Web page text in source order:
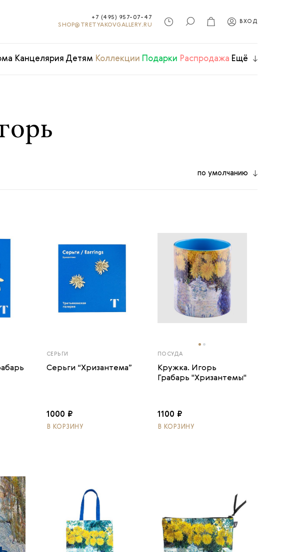
+7 (495) 957-07-47
SHOP@TRETYAKOVGALLERY.RU
ВХОД
Канцелярия Детям Коллекции Подарки Распродажа Ещё
по умолчанию
СЕРЬГИ
Серьги “Хризантема”
1000 ₽
В КОРЗИНУ
ПОСУДА
Кружка. Игорь
Грабарь "Хризантемы"
1100 ₽
В КОРЗИНУ